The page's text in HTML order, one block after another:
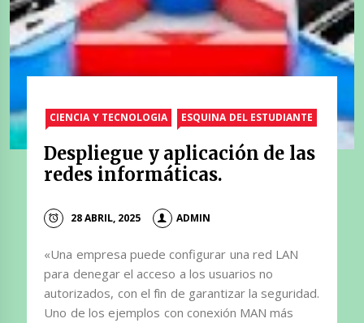
CIENCIA Y TECNOLOGIA ESQUINA DEL ESTUDIANTE
Despliegue y aplicación de las
redes informáticas.
28 ABRIL, 2025 ADMIN
«Una empresa puede configurar una red LAN
para denegar el acceso a los usuarios no
autorizados, con el fìn de garantizar la seguridad.
Uno de los ejemplos con conexión MAN más